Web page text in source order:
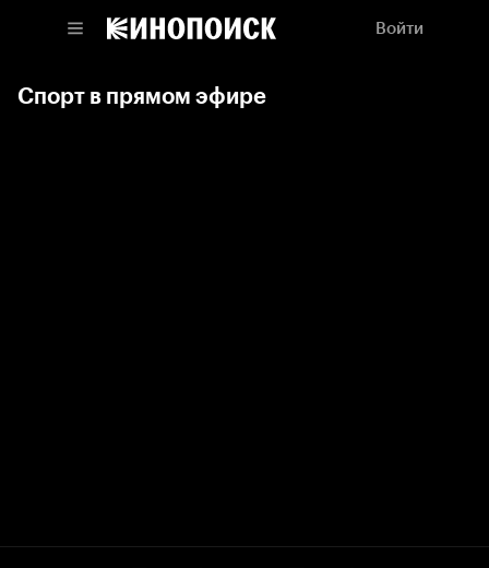
Войти
Спорт в прямом эфире